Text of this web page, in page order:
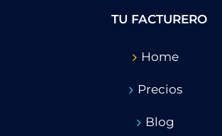
TU FACTURERO
Home
Precios
Blog